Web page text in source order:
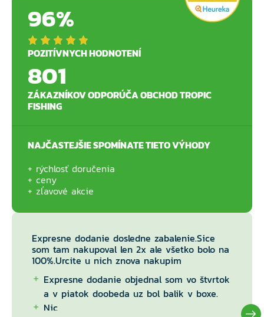
96%
POZITÍVNYCH HODNOTENÍ
801
ZÁKAZNÍKOV ODPORÚČA OBCHOD TROPIC
FISHING
NAJČASTEJŠIE SPOMÍNATE TIETO VÝHODY
rýchlosť doručenia
ceny
zľavové akcie
Expresne dodanie dosledne zabalenie.Sice
som tam nakupoval len 2x ale všetko bolo na
100%.Urcite u nich znova nakupim
Expresne dodanie objednal som vo štvrtok
a v piatok doobeda uz bol balik v boxe.
Nic